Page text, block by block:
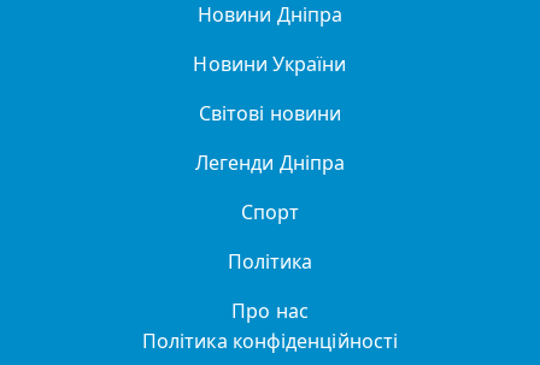
Новини Дніпра
Новини України
Світові новини
Легенди Дніпра
Спорт
Політика
Про нас
Політика конфіденційності